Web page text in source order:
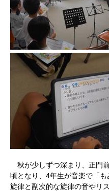
秋が少しずつ深まり、正門
頃となり、4年生が音楽で「
旋律と副次的な旋律の音やリ